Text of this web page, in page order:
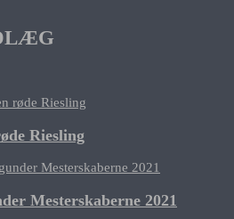
Riesling
Mesterskaberne 2021